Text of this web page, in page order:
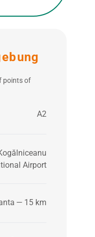
points of
A2
Airport
— 15 km